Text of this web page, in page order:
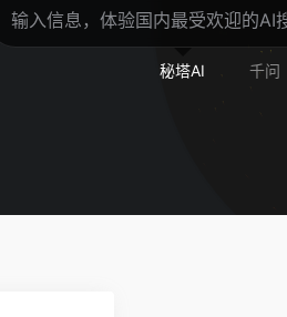
秘塔AI 千问